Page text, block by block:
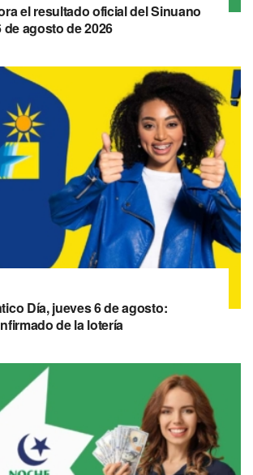
el resultado oficial del Sinuano
de agosto de 2026
Día, jueves 6 de agosto:
de la lotería